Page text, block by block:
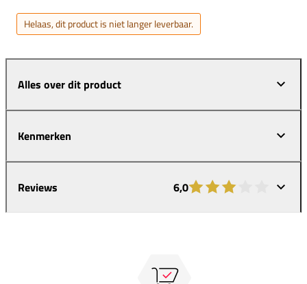
Helaas, dit product is niet langer leverbaar.
Alles over dit product
Kenmerken
Reviews 6,0